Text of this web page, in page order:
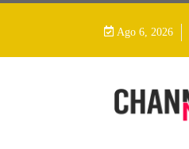
Ago 6, 2026